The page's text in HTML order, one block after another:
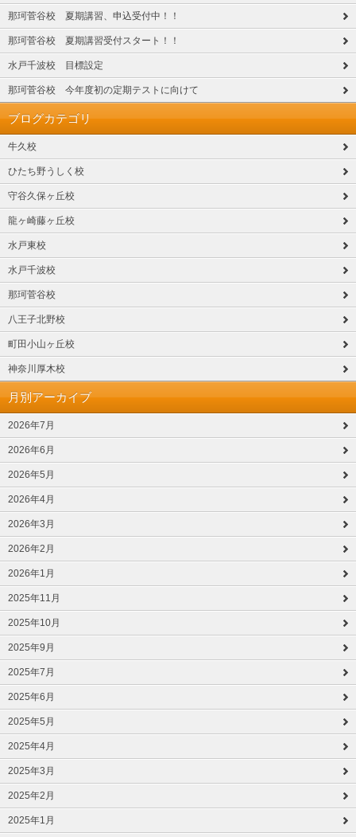
那珂菅谷校 夏期講習、申込受付中！！
那珂菅谷校 夏期講習受付スタート！！
水戸千波校 目標設定
那珂菅谷校 今年度初の定期テストに向けて
ブログカテゴリ
牛久校
ひたち野うしく校
守谷久保ヶ丘校
龍ヶ崎藤ヶ丘校
水戸東校
水戸千波校
那珂菅谷校
八王子北野校
町田小山ヶ丘校
神奈川厚木校
月別アーカイブ
2026年7月
2026年6月
2026年5月
2026年4月
2026年3月
2026年2月
2026年1月
2025年11月
2025年10月
2025年9月
2025年7月
2025年6月
2025年5月
2025年4月
2025年3月
2025年2月
2025年1月